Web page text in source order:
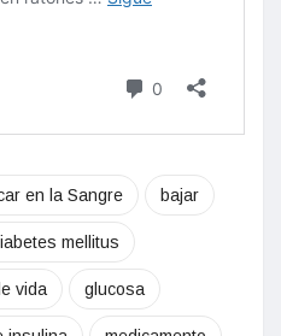
en la Sangre bajar
mellitus
vida glucosa